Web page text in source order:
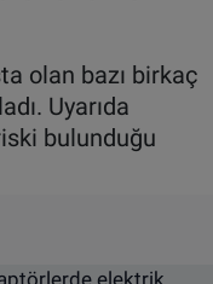
olan bazı birkaç
Uyarıda
bulunduğu